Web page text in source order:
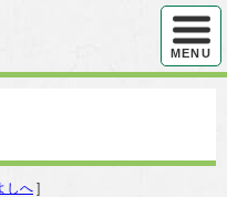
ハンバ
MENU
しへ]